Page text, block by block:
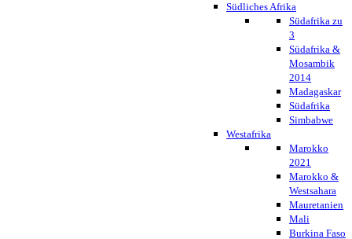
Südliches Afrika
Südafrika zu
3
Südafrika &
Mosambik
2014
Madagaskar
Südafrika
Simbabwe
Westafrika
Marokko
2021
Marokko &
Westsahara
Mauretanien
Mali
Burkina Faso